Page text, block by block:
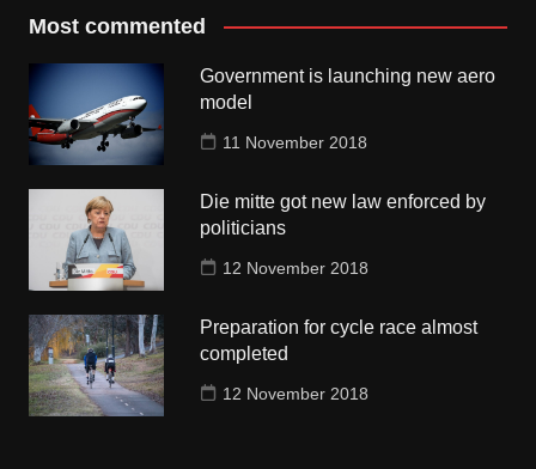
Most commented
Government is launching new aero
model
11 November 2018
Die mitte got new law enforced by
politicians
12 November 2018
Preparation for cycle race almost
completed
12 November 2018